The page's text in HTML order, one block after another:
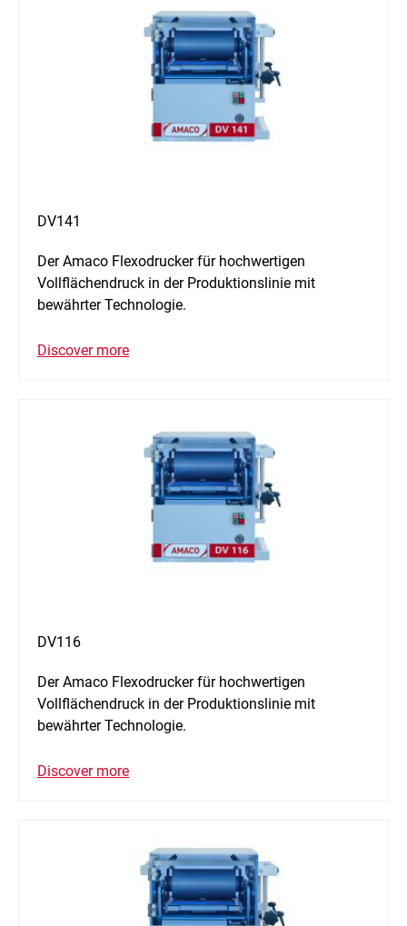
DV141
Der Amaco Flexodrucker für hochwertigen
Vollflächendruck in der Produktionslinie mit
bewährter Technologie.
Discover more
DV116
Der Amaco Flexodrucker für hochwertigen
Vollflächendruck in der Produktionslinie mit
bewährter Technologie.
Discover more